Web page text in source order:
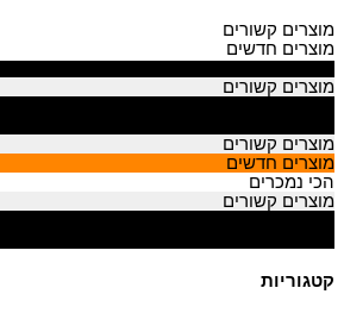
מוצרים קשורים
מוצרים חדשים
מוצרים קשורים
מוצרים קשורים
מוצרים חדשים
הכי נמכרים
מוצרים קשורים
קטגוריות